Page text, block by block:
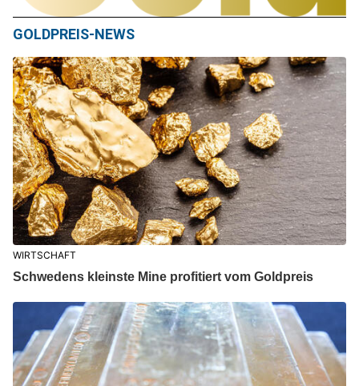
GOLDPREIS-NEWS
WIRTSCHAFT
Schwedens kleinste Mine profitiert vom Goldpreis